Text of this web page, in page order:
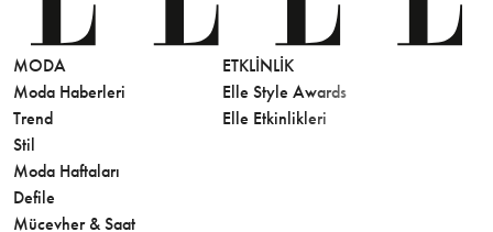
MODA
Moda Haberleri
Trend
Stil
Moda Haftaları
Defile
Mücevher & Saat
ETKLINLIK
Elle Style Awards
Elle Etkinlikleri